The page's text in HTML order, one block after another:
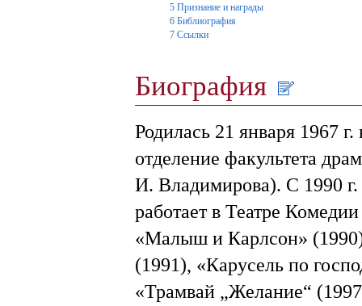
5 Признание и награды
6 Библиография
7 Ссылки
Биография
Родилась 21 января 1967
отделение факультета
И. Владимирова). С 1990 г.
работает в Театре
«Малыш и Карлсон»
(1991), «Карусель по
«Трамвай „Желание“